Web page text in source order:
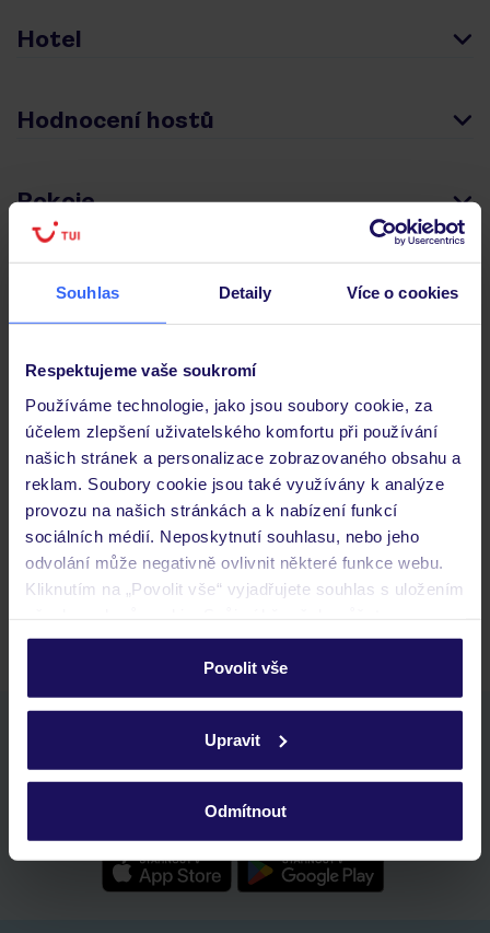
Souhlas Detaily Více o cookies
Respektujeme vaše soukromí
Používáme technologie, jako jsou soubory cookie, za
účelem zlepšení uživatelského komfortu při používání
našich stránek a personalizace zobrazovaného obsahu a
reklam. Soubory cookie jsou také využívány k analýze
provozu na našich stránkách a k nabízení funkcí
sociálních médií. Neposkytnutí souhlasu, nebo jeho
odvolání může negativně ovlivnit některé funkce webu.
Kliknutím na „Povolit vše“ vyjadřujete souhlas s uložením
personalizovat v sekci „Personalizace“.
Podrobné informace o souborech cookie naleznete v
ochrany osobních údajů.
Povolit vše
Upravit
Odmítnout
Hotel
Hodnocení hostů
Pokoje
Stravování
Důležité informace
Často kladené otázky
Jaké doklady jsou potřebné při cestování?
Budeme ubytováni ihned po příjezdu do hotelu?
Kam jít po přistání a vyzvednutí zavazadel?
Zobrazit další
Stáhněte si bezplatnou aplikaci TUI
seznam oblíbených nabídek a možnost jejich sdílení
historie vyhledávání a naposledy zobrazené nabídky
kontakt s TUI a všechny informace o tvé rezervaci v myTUI